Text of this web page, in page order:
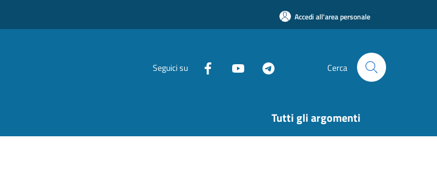
Accedi all'area personale
Seguici su Cerca
Tutti gli argomenti